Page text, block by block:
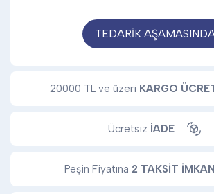
TEDARİK
20000 TL ve üzeri KARGO
Ücretsiz İADE
Peşin Fiyatına 2 TAKSİT